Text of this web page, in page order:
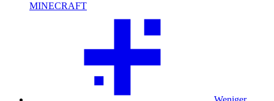
MINECRAFT